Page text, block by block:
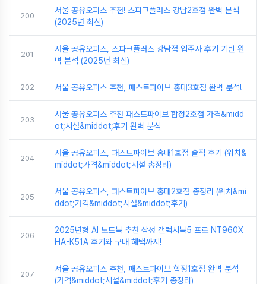
200
서울 공유오피스 추천! 스파크플러스 강남2호점 완벽 분석
(2025년 최신)
201
서울 공유오피스, 스파크플러스 강남점 입주사 후기 기반 완
벽 분석 (2025년 최신)
202 서울 공유오피스 추천, 패스트파이브 홍대3호점 완벽 분석!
203
서울 공유오피스 추천 패스트파이브 합정2호점 가격&midd
ot;시설&middot;후기 완벽 분석
204
서울 공유오피스, 패스트파이브 홍대1호점 솔직 후기 (위치&
middot;가격&middot;시설 총정리)
205
서울 공유오피스, 패스트파이브 홍대2호점 총정리 (위치&mi
ddot;가격&middot;시설&middot;후기)
206
2025년형 AI 노트북 추천 삼성 갤럭시북5 프로 NT960X
HA-K51A 후기와 구매 혜택까지!
207
서울 공유오피스 추천, 패스트파이브 합정1호점 완벽 분석
(가격&middot;시설&middot;후기 총정리)